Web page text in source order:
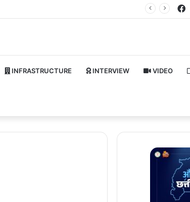
INFRASTRUCTURE INTERVIEW VIDEO